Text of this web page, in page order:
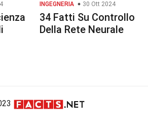
INGEGNERIA 30 Ott 2024
34 Fatti Su Controllo
Della Rete Neurale